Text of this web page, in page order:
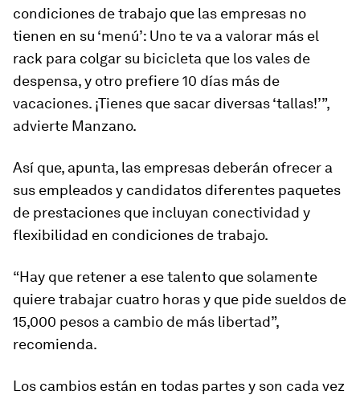
condiciones de trabajo que las empresas no
tienen en su ‘menú’: Uno te va a valorar más el
rack para colgar su bicicleta que los vales de
despensa, y otro prefiere 10 días más de
vacaciones. ¡Tienes que sacar diversas ‘tallas!’”,
advierte Manzano.
Así que, apunta, las empresas deberán ofrecer a
sus empleados y candidatos diferentes paquetes
de prestaciones que incluyan conectividad y
flexibilidad en condiciones de trabajo.
“Hay que retener a ese talento que solamente
quiere trabajar cuatro horas y que pide sueldos de
15,000 pesos a cambio de más libertad”,
recomienda.
Los cambios están en todas partes y son cada vez